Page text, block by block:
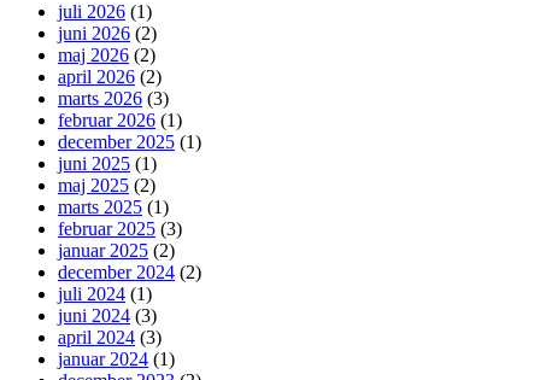
juli 2026 (1)
juni 2026 (2)
maj 2026 (2)
april 2026 (2)
marts 2026 (3)
februar 2026 (1)
december 2025 (1)
juni 2025 (1)
maj 2025 (2)
marts 2025 (1)
februar 2025 (3)
januar 2025 (2)
december 2024 (2)
juli 2024 (1)
juni 2024 (3)
april 2024 (3)
januar 2024 (1)